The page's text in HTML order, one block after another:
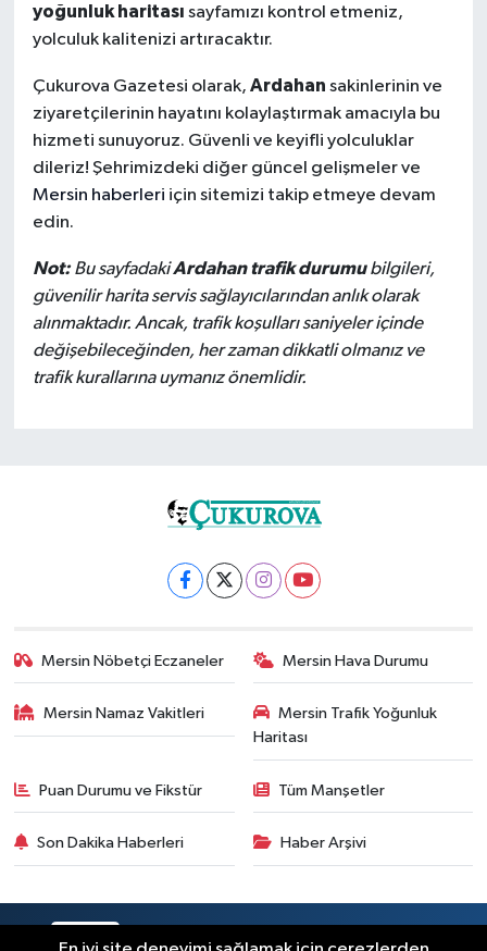
yoğunluk haritası sayfamızı kontrol etmeniz,
yolculuk kalitenizi artıracaktır.
Çukurova Gazetesi olarak, Ardahan sakinlerinin ve
ziyaretçilerinin hayatını kolaylaştırmak amacıyla bu
hizmeti sunuyoruz. Güvenli ve keyifli yolculuklar
dileriz! Şehrimizdeki diğer güncel gelişmeler ve
Mersin haberleri için sitemizi takip etmeye devam
edin.
Not:Bu sayfadakiArdahan trafik durumubilgileri,
güvenilir harita servis sağlayıcılarından anlık olarak
alınmaktadır. Ancak, trafik koşulları saniyeler içinde
değişebileceğinden, her zaman dikkatli olmanız ve
trafik kurallarına uymanız önemlidir.
Mersin Nöbetçi Eczaneler Mersin Hava Durumu
Mersin Namaz Vakitleri
Mersin Trafik Yoğunluk
Haritası
Puan Durumu ve Fikstür Tüm Manşetler
Son Dakika Haberleri Haber Arşivi